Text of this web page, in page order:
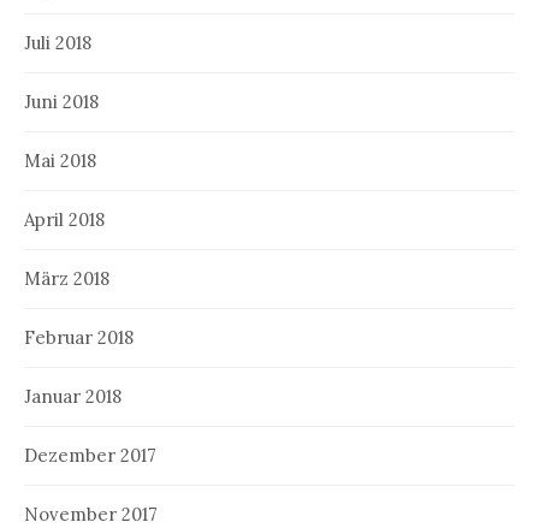
Juli 2018
Juni 2018
Mai 2018
April 2018
März 2018
Februar 2018
Januar 2018
Dezember 2017
November 2017